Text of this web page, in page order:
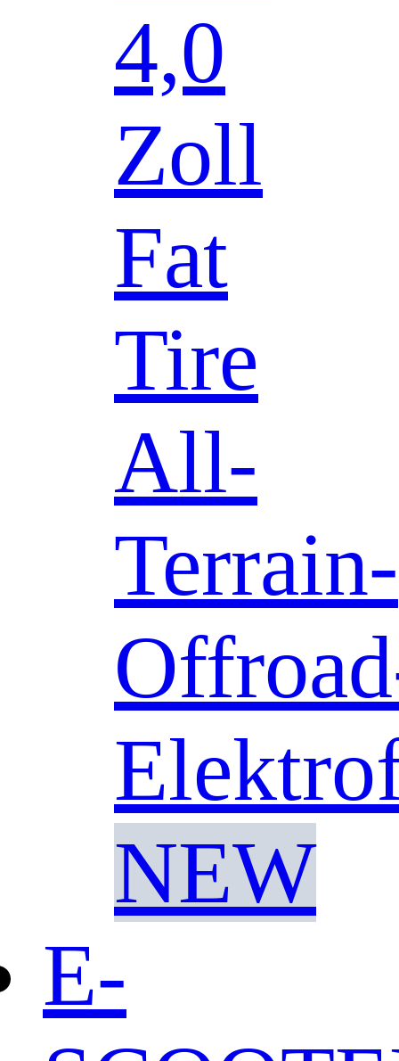
4,0
Zoll
Fat
Tire
All-
Terrain-
NEW
E-